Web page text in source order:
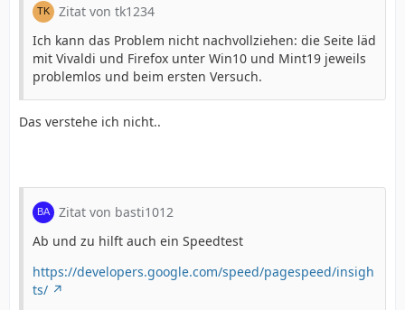
Zitat von tk1234
Ich kann das Problem nicht nachvollziehen: die Seite läd
mit Vivaldi und Firefox unter Win10 und Mint19 jeweils
problemlos und beim ersten Versuch.
Das verstehe ich nicht..
Zitat von basti1012
Ab und zu hilft auch ein Speedtest
https://developers.google.com/speed/pagespeed/insigh
ts/